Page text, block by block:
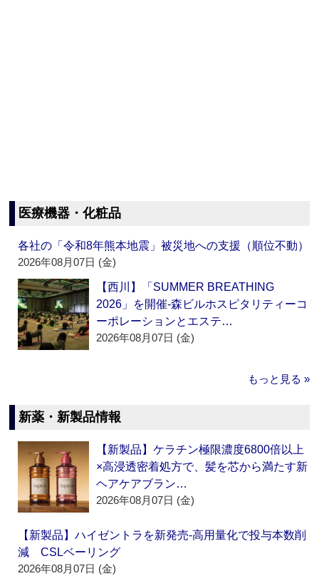
医療機器・化粧品
各社の「令和8年熊本地震」被災地への支援（順位不動）
2026年08月07日 (金)
【西川】「SUMMER BREATHING
2026」を開催‐森ビルホスピタリティーコ
ーポレーションとエステ…
2026年08月07日 (金)
もっと見る »
新薬・新製品情報
【新製品】ケラチン極限濃度6800倍以上
×高浸透密着処方で、髪を芯から満たす新
ヘアケアブラン…
2026年08月07日 (金)
【新製品】ハイゼントラを新発売‐高用量化で投与本数削
減 CSLベーリング
2026年08月07日 (金)